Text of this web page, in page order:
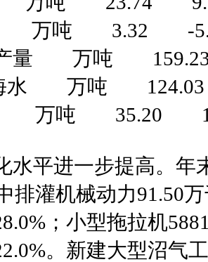
万吨 3.32 -
产量 万吨
海水 万吨
吨 35.20
水平进一步提高。年
排灌机械动力91.50
；小型拖拉机
。新建大型沼气